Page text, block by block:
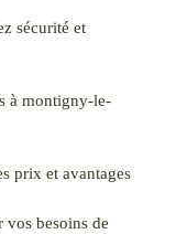
sécurité et
à montigny-le-
prix et avantages
vos besoins de